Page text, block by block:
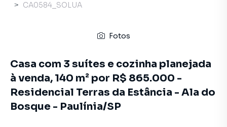
CA0584_SOLUA
Fotos
Casa com 3 suítes e cozinha planejada
à venda, 140 m² por R$ 865.000 -
Residencial Terras da Estância - Ala do
Bosque - Paulínia/SP